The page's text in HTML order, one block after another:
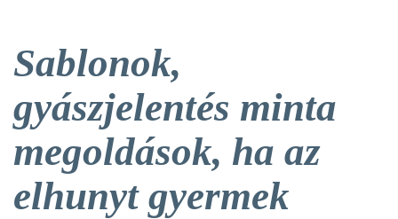
Sablonok,
gyászjelentés minta
megoldások, ha az
elhunyt gyermek